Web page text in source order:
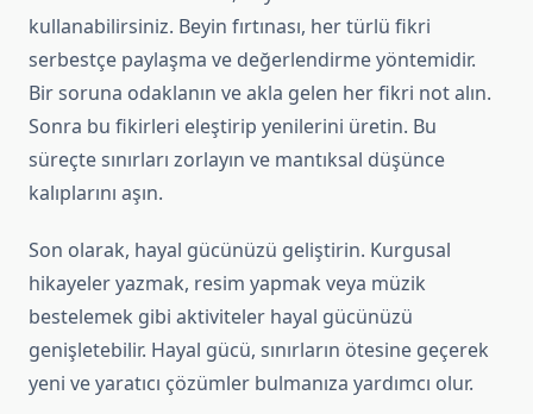
kullanabilirsiniz. Beyin fırtınası, her türlü fikri
serbestçe paylaşma ve değerlendirme yöntemidir.
Bir soruna odaklanın ve akla gelen her fikri not alın.
Sonra bu fikirleri eleştirip yenilerini üretin. Bu
süreçte sınırları zorlayın ve mantıksal düşünce
kalıplarını aşın.
Son olarak, hayal gücünüzü geliştirin. Kurgusal
hikayeler yazmak, resim yapmak veya müzik
bestelemek gibi aktiviteler hayal gücünüzü
genişletebilir. Hayal gücü, sınırların ötesine geçerek
yeni ve yaratıcı çözümler bulmanıza yardımcı olur.